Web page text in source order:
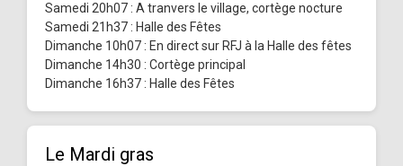
Samedi 20h07 : A tranvers le village, cortège nocture
Samedi 21h37 : Halle des Fêtes
Dimanche 10h07 : En direct sur RFJ à la Halle des fêtes
Dimanche 14h30 : Cortège principal
Dimanche 16h37 : Halle des Fêtes
Le Mardi gras